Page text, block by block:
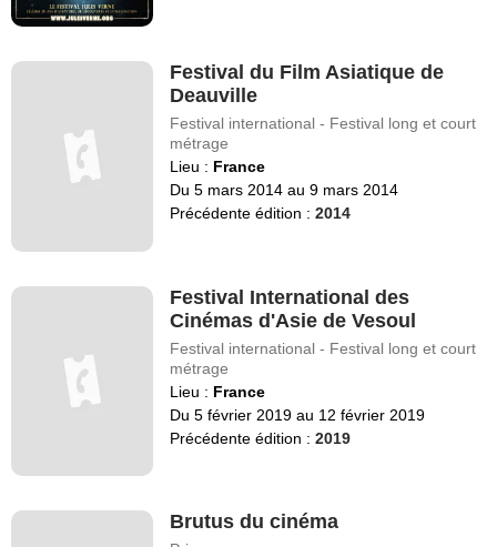
Festival du Film Asiatique de
Deauville
Festival international - Festival long et court
métrage
Lieu : France
Du 5 mars 2014 au 9 mars 2014
Précédente édition :2014
Festival International des
Cinémas d'Asie de Vesoul
Festival international - Festival long et court
métrage
Lieu : France
Du 5 février 2019 au 12 février 2019
Précédente édition :2019
Brutus du cinéma